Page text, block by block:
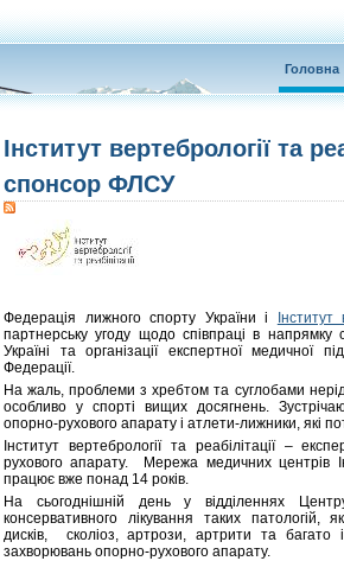
Головна
Інститут вертебрології та
спонсор ФЛСУ
Федерація лижного спорту України і Інститут
партнерську угоду щодо співпраці в
Україні та організації експертної медичної
Федерації.
На жаль, проблеми з хребтом та суглобами
особливо у спорті вищих досягнень.
опорно-рухового апарату і атлети-лижники, які
Інститут вертебрології та реабілітації –
рухового апарату. Мережа медичних центрів
працює вже понад 14 років.
На сьогоднішній день у відділеннях
консервативного лікування таких патологій,
дисків, сколіоз, артрози, артрити та багато
захворювань опорно-рухового апарату.